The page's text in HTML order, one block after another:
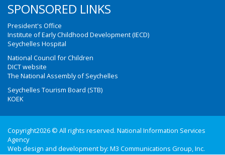
SPONSORED LINKS
President's Office
Institute of Early Childhood Development (IECD)
Seychelles Hospital
National Council for Children
DICT website
The National Assembly of Seychelles
Seychelles Tourism Board (STB)
KOEK
Copyright2026 © All rights reserved. National Information Services
Agency
Web design and development by: M3 Communications Group, Inc.